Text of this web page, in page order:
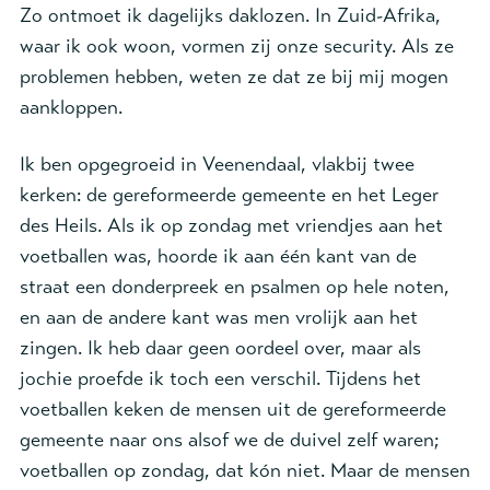
Zo ontmoet ik dagelijks daklozen. In Zuid-Afrika,
waar ik ook woon, vormen zij onze security. Als ze
problemen hebben, weten ze dat ze bij mij mogen
aankloppen.
Ik ben opgegroeid in Veenendaal, vlakbij twee
kerken: de gereformeerde gemeente en het Leger
des Heils. Als ik op zondag met vriendjes aan het
voetballen was, hoorde ik aan één kant van de
straat een donderpreek en psalmen op hele noten,
en aan de andere kant was men vrolijk aan het
zingen. Ik heb daar geen oordeel over, maar als
jochie proefde ik toch een verschil. Tijdens het
voetballen keken de mensen uit de gereformeerde
gemeente naar ons alsof we de duivel zelf waren;
voetballen op zondag, dat kón niet. Maar de mensen